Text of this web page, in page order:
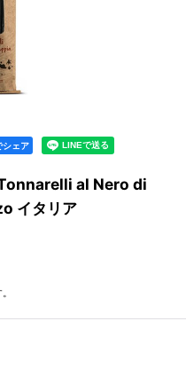
ェア
Tonnarelli al Nero di
イタリア